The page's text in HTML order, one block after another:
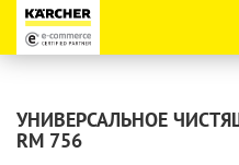
УНИВЕРСАЛЬНОЕ
RM 756